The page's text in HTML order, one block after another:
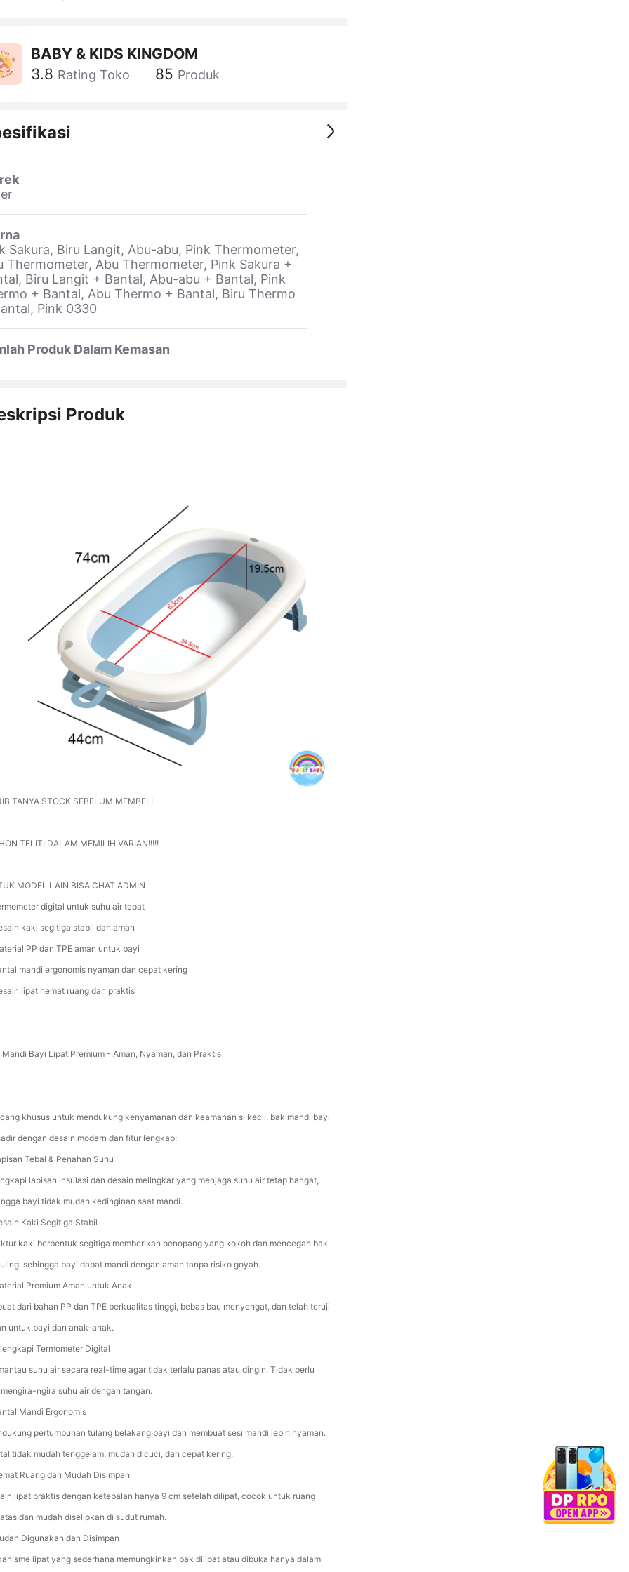
BABY & KIDS KINGDOM
3.8 Rating Toko 85 Produk
Sakura, Biru Langit, Abu-abu, Pink Thermometer,
Thermometer, Abu Thermometer, Pink Sakura +
Biru Langit + Bantal, Abu-abu + Bantal, Pink
+ Bantal, Abu Thermo + Bantal, Biru Thermo
Pink 0330
Produk Dalam Kemasan
Produk
TANYA STOCK SEBELUM MEMBELI
TELITI DALAM MEMILIH VARIAN!!!!!
MODEL LAIN BISA CHAT ADMIN
digital untuk suhu air tepat
kaki segitiga stabil dan aman
PP dan TPE aman untuk bayi
mandi ergonomis nyaman dan cepat kering
lipat hemat ruang dan praktis
Mandi Bayi Lipat Premium - Aman, Nyaman, dan Praktis
khusus untuk mendukung kenyamanan dan keamanan si kecil, bak mandi bayi
dengan desain modern dan fitur lengkap:
Tebal & Penahan Suhu
lapisan insulasi dan desain melingkar yang menjaga suhu air tetap hangat,
bayi tidak mudah kedinginan saat mandi.
Kaki Segitiga Stabil
kaki berbentuk segitiga memberikan penopang yang kokoh dan mencegah bak
sehingga bayi dapat mandi dengan aman tanpa risiko goyah.
Premium Aman untuk Anak
dari bahan PP dan TPE berkualitas tinggi, bebas bau menyengat, dan telah teruji
untuk bayi dan anak-anak.
Termometer Digital
suhu air secara real-time agar tidak terlalu panas atau dingin. Tidak perlu
ngira suhu air dengan tangan.
Mandi Ergonomis
pertumbuhan tulang belakang bayi dan membuat sesi mandi lebih nyaman.
tidak mudah tenggelam, mudah dicuci, dan cepat kering.
Ruang dan Mudah Disimpan
lipat praktis dengan ketebalan hanya 9 cm setelah dilipat, cocok untuk ruang
dan mudah diselipkan di sudut rumah.
Digunakan dan Disimpan
lipat yang sederhana memungkinkan bak dilipat atau dibuka hanya dalam